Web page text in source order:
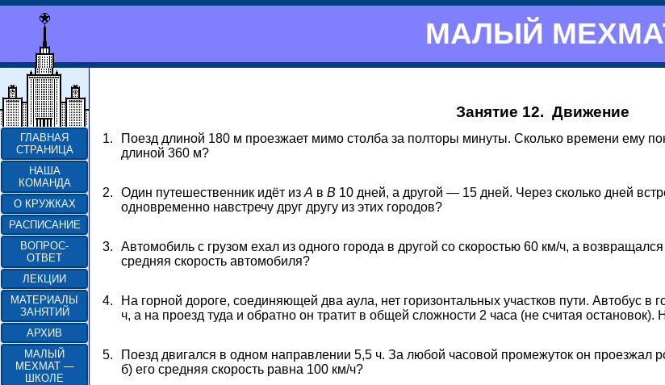
МАЛЫЙ
ГЛАВНАЯ
СТРАНИЦА
НАША
КОМАНДА
О КРУЖКАХ
РАСПИСАНИЕ
ВОПРОС-
ОТВЕТ
ЛЕКЦИИ
МАТЕРИАЛЫ
ЗАНЯТИЙ
АРХИВ
МАЛЫЙ
МЕХМАТ —
ШКОЛЕ
Занятие 12. Движение
1.
Поезд длиной 180 м проезжает мимо столба за полторы минуты. Сколько времени ему
длиной 360 м?
2. Один путешественник идёт из A в B 10 дней, а другой — 15 дней. Через сколько дней
одновременно навстречу друг другу из этих городов?
3. Автомобиль с грузом ехал из одного города в другой со скоростью 60 км/ч, а
средняя скорость автомобиля?
4.
На горной дороге, соединяющей два аула, нет горизонтальных участков пути. Автобус в
ч, а на проезд туда и обратно он тратит в общей сложности 2 часа (не считая
5. Поезд двигался в одном направлении 5,5 ч. За любой часовой промежуток он проезжал
б) его средняя скорость равна 100 км/ч?